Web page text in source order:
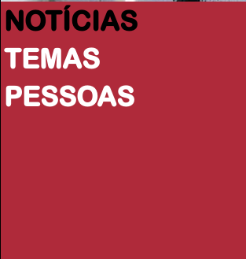
NOTÍCIAS
TEMAS
PESSOAS